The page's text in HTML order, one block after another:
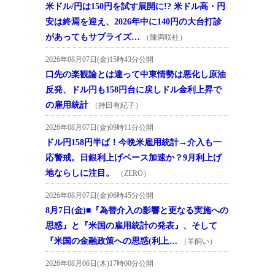
米ドル/円は150円を試す展開に!? 米ドル高・円
安は終焉を迎え、2026年中に140円の大台打診
があってもサプライズ…
（陳満咲杜）
2026年08月07日(金)15時43分公開
口先の楽観論とは違って中東情勢は悪化し原油
反発、ドル円も158円台に戻しドル金利上昇で
の雇用統計
（持田有紀子）
2026年08月07日(金)09時11分公開
ドル円158円半ば！今晩米雇用統計→介入も一
応警戒。日銀利上げペース加速か？9月利上げ
地ならしに注目。
（ZERO）
2026年08月07日(金)06時45分公開
8月7日(金)■『為替介入の影響と更なる実施への
思惑』と『米国の雇用統計の発表』、そして
『米国の金融政策への思惑(利上…
（羊飼い）
2026年08月06日(木)17時00分公開